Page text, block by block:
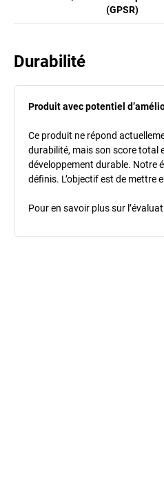
(GPSR)
Durabilité
Produit avec potentiel
Ce produit ne répond
durabilité, mais son score total
développement durable. Notre
définis. L’objectif est de mettre
Pour en savoir plus sur